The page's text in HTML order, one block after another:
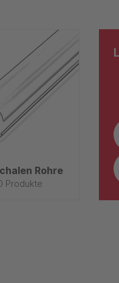
Rohre
Produkte